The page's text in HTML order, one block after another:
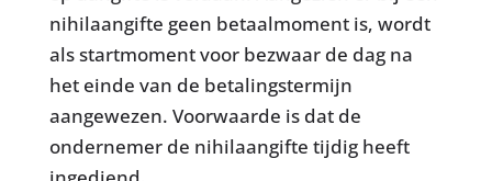
nihilaangifte geen betaalmoment is, wordt
als startmoment voor bezwaar de dag na
het einde van de betalingstermijn
aangewezen. Voorwaarde is dat de
ondernemer de nihilaangifte tijdig heeft